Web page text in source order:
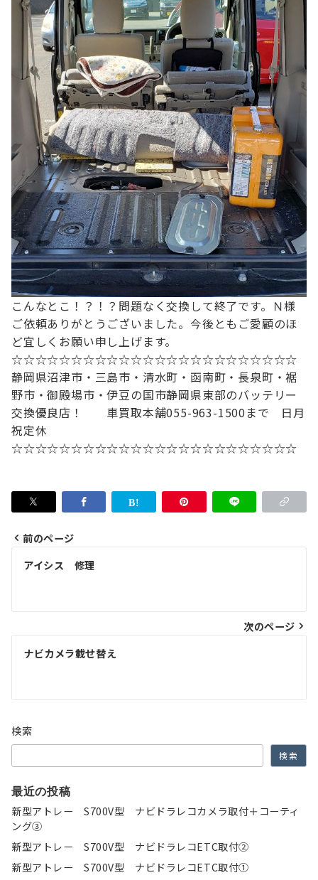
こんなとこ！？！？ 問題なく交換して終了です。 Ｎ様
ご依頼ありがとうございました。今後ともご愛顧のほ
ど宜しくお願い申し上げます。
☆☆☆☆☆☆☆☆☆☆☆☆☆☆☆☆☆☆☆☆☆☆☆☆
静岡県沼津市・三島市・清水町・函南町 ・長泉町・裾
野市・御殿場市・伊豆の国市静岡県東部のバッテリー
交換優良店！
車買取本舗055-963-1500まで 日月
祝定休
☆☆☆☆☆☆☆☆☆☆☆☆☆☆☆☆☆☆☆☆☆☆☆☆
投
ビ
ゲ
シ
ョ
ン
前のページ
アイシス 修理
次のページ
ナビカメラ載せ替え
検索
検索
最近の投稿
新型アトレー S700V型 ナビドラレコカメラ取付＋コーティ
ング③
新型アトレー S700V型 ナビドラレコETC取付②
新型アトレー S700V型 ナビドラレコETC取付①